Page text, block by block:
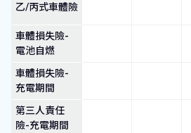
乙/丙式車體險
車體損失險-
電池自燃
車體損失險-
充電期間
第三人責任
險-充電期間